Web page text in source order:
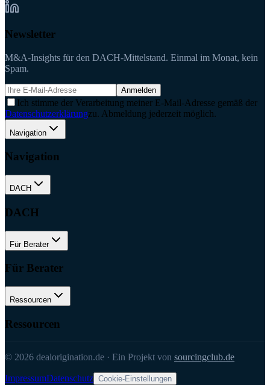
Newsletter
M&A-Insights für den DACH-Mittelstand. Einmal im Monat, kein
Spam.
Anmelden
Ich stimme der Verarbeitung meiner E-Mail-Adresse gemäß der
Datenschutzerklärungzu. Abmeldung jederzeit möglich.
Navigation
Navigation
DACH
DACH
Für Berater
Für Berater
Ressourcen
Ressourcen
© 2026 dealorigination.de · Ein Projekt von sourcingclub.de
ImpressumDatenschutz Cookie-Einstellungen